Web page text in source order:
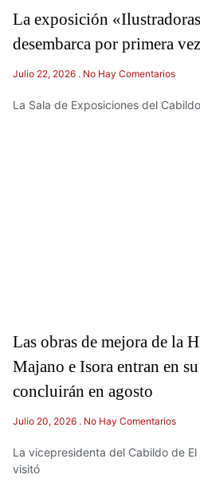
La exposición
desembarca por primera
Julio 22, 2026 No Hay Comentarios
La Sala de Exposiciones del
Las obras de mejora de la
Majano e Isora entran en
concluirán en agosto
Julio 20, 2026 No Hay Comentarios
La vicepresidenta del Cabildo de El
visitó